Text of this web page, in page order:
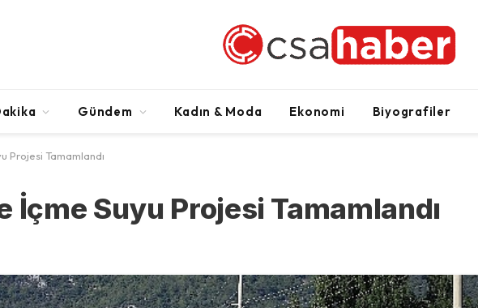
Gündem Kadın & Moda Ekonomi Biyografiler
Projesi Tamamlandı
İçme Suyu Projesi Tamamlandı